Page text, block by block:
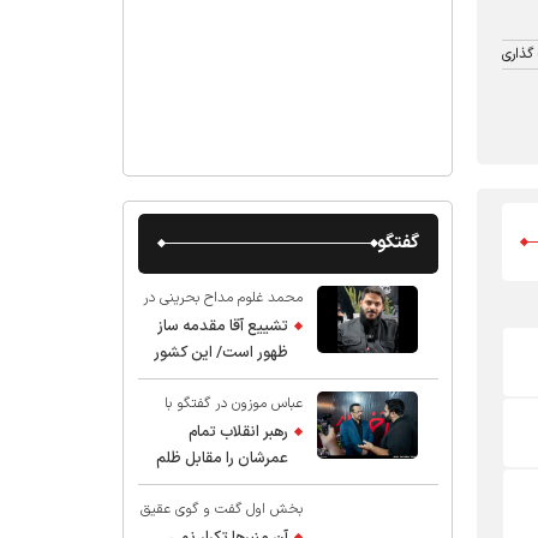
گفتگو
محمد غلوم مداح بحرینی در
گفت و گو با عقیق:
تشییع آقا مقدمه ساز
ظهور است/ این کشور
صاحب دارد
عباس موزون در گفتگو با
عقیق:رهبر انقلاب تمام
عمرشان را مقابل ظلم
ایستادند پس نباید از
شهادت ایشان شگفت
بخش اول گفت و گوی عقیق
با استاد حسین انصاریان: